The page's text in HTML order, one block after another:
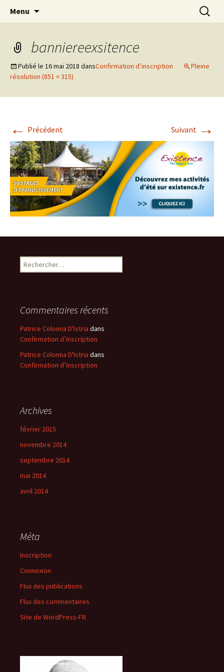
clowndesource
clown Ateliers stages Paris gestalt
Menu
banniereexsitence
Publié le 16 mai 2018 dansConfirmation d’inscription
Pleine
résolution (851 × 315)
← Précédent Suivant →
Rechercher :
Commentaires récents
Patrice Colonna D'Istria dans
Confirmation d’inscription
Patrice Colonna D'Istria dans
Confirmation d’inscription
Archives
février 2015
novembre 2014
septembre 2014
mai 2014
avril 2014
Méta
Inscription
Connexion
Flux des publications
Flux des commentaires
Site de WordPress-FR